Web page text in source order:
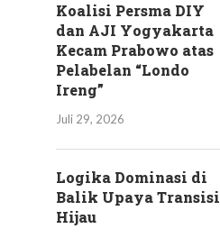
Koalisi Persma DIY
dan AJI Yogyakarta
Kecam Prabowo atas
Pelabelan “Londo
Ireng”
Juli 29, 2026
Logika Dominasi di
Balik Upaya Transisi
Hijau